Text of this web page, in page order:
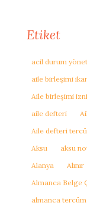
Etiket
acil durum
aile birleşimi
Aile birleşimi
aile defteri
Aile defteri
Aksu
aksu
Alanya
Alınır
Almanca Belge
almanca